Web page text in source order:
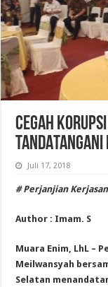
CEGAH
Juli 17, 2018
# Perjanjian
Author : Imam. S
Muara Enim, LhL –
Meilwansyah
Selatan